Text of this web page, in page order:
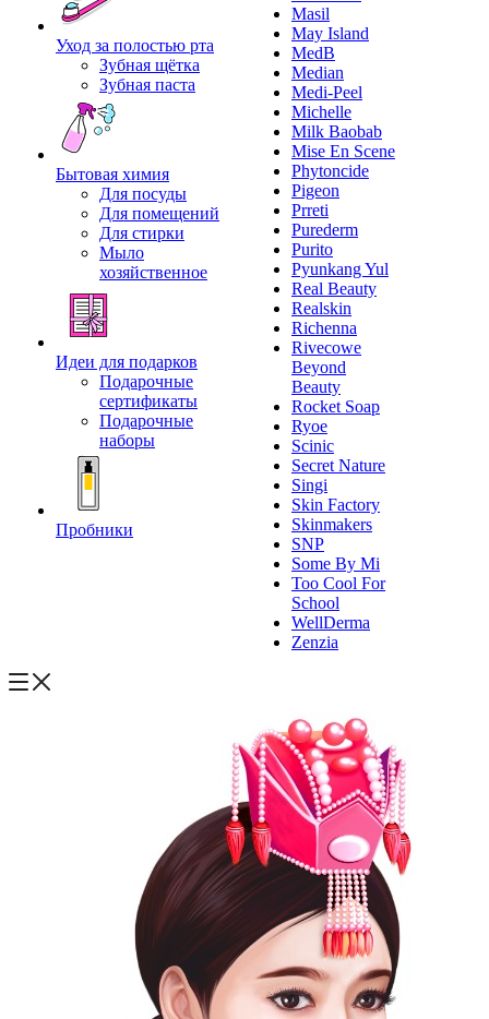
Уход за полостью рта
Зубная щётка
Зубная паста
Бытовая химия
Для посуды
Для помещений
Для стирки
Мыло
хозяйственное
Идеи для подарков
Подарочные
сертификаты
Подарочные
наборы
Пробники
Masil
May Island
MedB
Median
Medi-Peel
Michelle
Milk Baobab
Mise En Scene
Phytoncide
Pigeon
Prreti
Purederm
Purito
Pyunkang Yul
Real Beauty
Realskin
Richenna
Rivecowe
Beyond
Beauty
Rocket Soap
Ryoe
Scinic
Secret Nature
Singi
Skin Factory
Skinmakers
SNP
Some By Mi
Too Cool For
School
WellDerma
Zenzia